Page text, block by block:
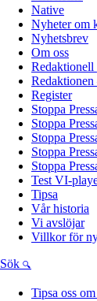
Native
Nyheter om
Nyhetsbrev
Om oss
Redaktionen
Register
Stoppa
Stoppa
Stoppa
Stoppa
Stoppa
Test VI-
Tipsa
Vår historia
Vi avslöjar
Villkor för
Sök
Tipsa oss